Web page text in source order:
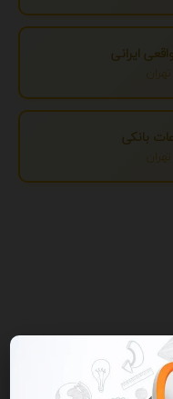
ایرانی
بانکی